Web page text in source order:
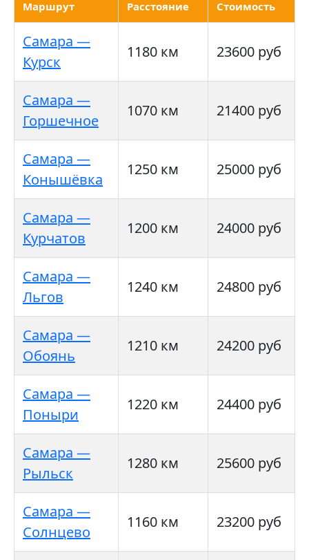
Маршрут Расстояние Стоимость
Самара —
Курск
1180 км 23600 руб
Самара —
Горшечное
1070 км 21400 руб
Самара —
Конышёвка
1250 км 25000 руб
Самара —
Курчатов
1200 км 24000 руб
Самара —
Льгов
1240 км 24800 руб
Самара —
Обоянь
1210 км 24200 руб
Самара —
Поныри
1220 км 24400 руб
Самара —
Рыльск
1280 км 25600 руб
Самара —
Солнцево
1160 км 23200 руб